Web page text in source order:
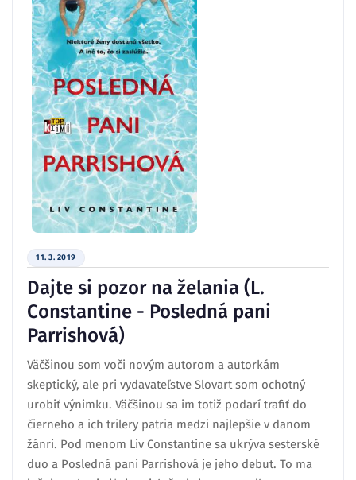
11. 3. 2019
Dajte si pozor na želania (L.
Constantine - Posledná pani
Parrishová)
Väčšinou som voči novým autorom a autorkám
skeptický, ale pri vydavateľstve Slovart som ochotný
urobiť výnimku. Väčšinou sa im totiž podarí trafiť do
čierneho a ich trilery patria medzi najlepšie v danom
žánri. Pod menom Liv Constantine sa ukrýva sesterské
duo a Posledná pani Parrishová je jeho debut. To ma